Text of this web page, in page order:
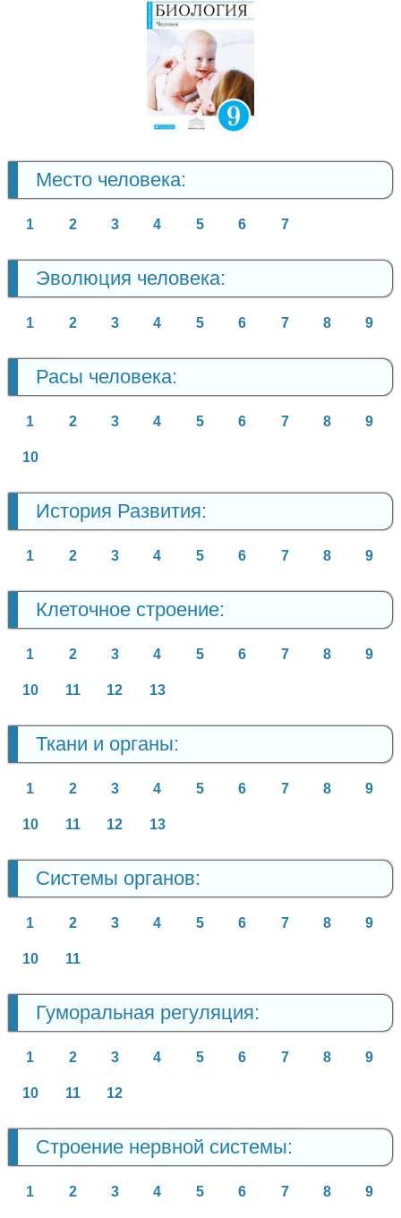
Биология
9 класс
Место человека:
1 2 3 4 5 6 7
Эволюция человека:
1 2 3 4 5 6 7 8 9
Расы человека:
1 2 3 4 5 6 7 8 9
10
История Развития:
1 2 3 4 5 6 7 8 9
Клеточное строение:
1 2 3 4 5 6 7 8 9
10 11 12 13
Ткани и органы:
1 2 3 4 5 6 7 8 9
10 11 12 13
Системы органов:
1 2 3 4 5 6 7 8 9
10 11
Гуморальная регуляция:
1 2 3 4 5 6 7 8 9
10 11 12
Строение нервной системы:
1 2 3 4 5 6 7 8 9